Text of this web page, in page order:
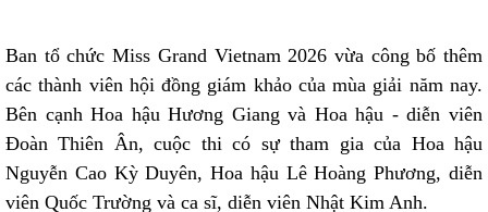
Ban tổ chức Miss Grand Vietnam 2026 vừa công bố thêm
các thành viên hội đồng giám khảo của mùa giải năm nay.
Bên cạnh Hoa hậu Hương Giang và Hoa hậu - diễn viên
Đoàn Thiên Ân, cuộc thi có sự tham gia của Hoa hậu
Nguyễn Cao Kỳ Duyên, Hoa hậu Lê Hoàng Phương, diễn
viên Quốc Trường và ca sĩ, diễn viên Nhật Kim Anh.